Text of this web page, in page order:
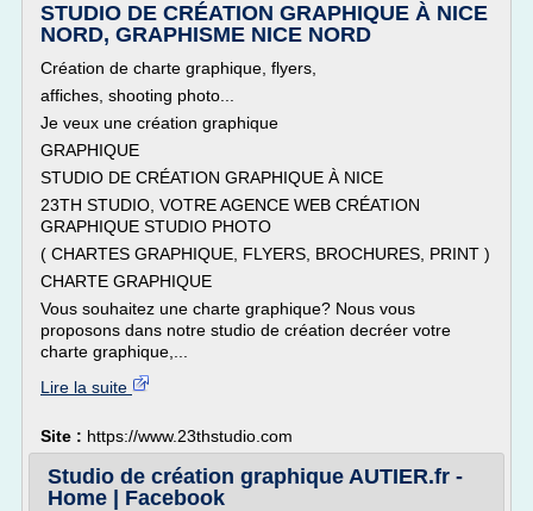
STUDIO DE CRÉATION GRAPHIQUE À NICE
NORD, GRAPHISME NICE NORD
Création de charte graphique, flyers,
affiches, shooting photo...
Je veux une création graphique
GRAPHIQUE
STUDIO DE CRÉATION GRAPHIQUE À NICE
23TH STUDIO, VOTRE AGENCE WEB CRÉATION
GRAPHIQUE STUDIO PHOTO
( CHARTES GRAPHIQUE, FLYERS, BROCHURES, PRINT )
CHARTE GRAPHIQUE
Vous souhaitez une charte graphique? Nous vous
proposons dans notre studio de création decréer votre
charte graphique,...
Lire la suite
Site : https://www.23thstudio.com
Studio de création graphique AUTIER.fr -
Home | Facebook